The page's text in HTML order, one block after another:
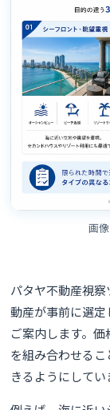
画
パタヤ不動産視
動産が事前に選定
ご案内します。
を組み合わせる
きるようにしてい